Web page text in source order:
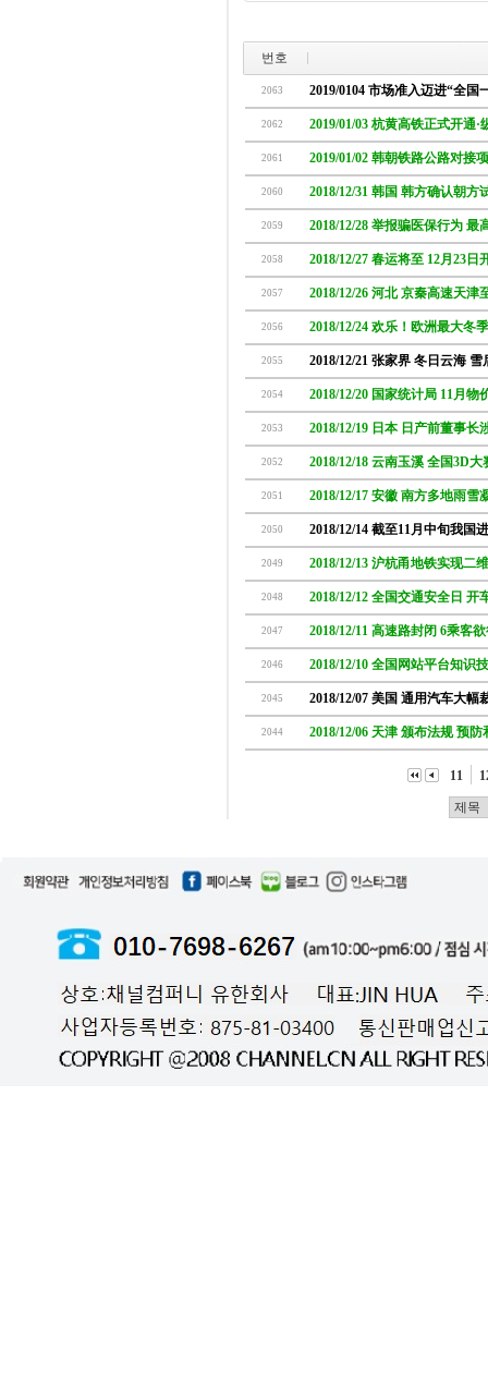
번호
2063 2019/0104 市场准入迈进“全
2062 2019/01/03 杭黄高铁正式开通·
2061 2019/01/02 韩朝铁路公路对接
2060 2018/12/31 韩国 韩方确认朝
2059 2018/12/28 举报骗医保行为 最
2058 2018/12/27 春运将至 12月23日
2057 2018/12/26 河北 京秦高速天津
2056 2018/12/24 欢乐！欧洲最大冬
2055 2018/12/21 张家界 冬日云海 雪
2054 2018/12/20 国家统计局 11月
2053 2018/12/19 日本 日产前董事长
2052 2018/12/18 云南玉溪 全国3D
2051 2018/12/17 安徽 南方多地雨
2050 2018/12/14 截至11月中旬我
2049 2018/12/13 沪杭甬地铁实现二
2048 2018/12/12 全国交通安全日 开
2047 2018/12/11 高速路封闭 6乘客
2046 2018/12/10 全国网站平台知识
2045 2018/12/07 美国 通用汽车大幅
2044 2018/12/06 天津 颁布法规 预
11